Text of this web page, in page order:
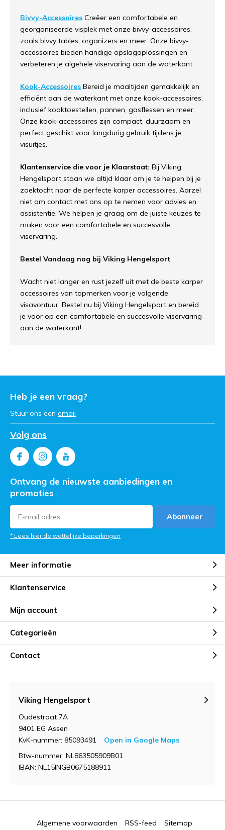
Bivvy-Accessoires Creëer een comfortabele en
georganiseerde visplek met onze bivvy-accessoires,
zoals bivvy tables, organizers en meer. Onze bivvy-
accessoires bieden handige opslagoplossingen en
verbeteren je algehele viservaring aan de waterkant.
Kook-Accessoires Bereid je maaltijden gemakkelijk en
efficiënt aan de waterkant met onze kook-accessoires,
inclusief kooktoestellen, pannen, gasflessen en meer.
Onze kook-accessoires zijn compact, duurzaam en
perfect geschikt voor langdurig gebruik tijdens je
visuitjes.
Klantenservice die voor je Klaarstaat: Bij Viking
Hengelsport staan we altijd klaar om je te helpen bij je
zoektocht naar de perfecte karper accessoires. Aarzel
niet om contact met ons op te nemen voor advies en
assistentie. We helpen je graag om de juiste keuzes te
maken voor een comfortabele en succesvolle
viservaring.
Bestel Vandaag nog bij Viking Hengelsport
Wacht niet langer en rust jezelf uit met de beste karper
accessoires van topmerken voor je volgende
visavontuur. Bestel nu bij Viking Hengelsport en bereid
je voor op een comfortabele en succesvolle viservaring
aan de waterkant!
Heb je een vraag?
Stuur ons een email
Volg ons
Ontvang de nieuwste aanbiedingen en
promoties
Abonneer
* Lees hier de wettelijke beperkingen
Meer informatie
Klantenservice
Mijn account
Categorieën
Contact
Viking Hengelsport
Oudestraat 7A
9401 EG Assen
KvK-nummer: 85093491
Open in Google Maps
Btw-nummer: NL863505909B01
IBAN: NL15INGB0675188911
Algemene voorwaarden RSS-feed Sitemap